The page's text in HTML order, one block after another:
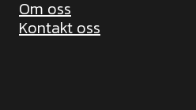
Om oss
Kontakt oss